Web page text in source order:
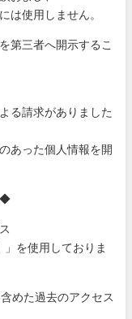
は使用しません。
第三者へ開示するこ
る請求がありました
あった個人情報を開
◆
」を使用しておりま
めた過去のアク セス